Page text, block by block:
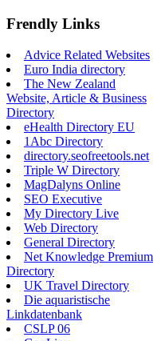
Frendly Links
Advice Related Websites
Euro India directory
The New Zealand
Website, Article & Business
Directory
eHealth Directory EU
1Abc Directory
directory.seofreetools.net
Triple W Directory
MagDalyns Online
SEO Executive
My Directory Live
Web Directory
General Directory
Net Knowledge Premium
Directory
UK Travel Directory
Die aquaristische
Linkdatenbank
CSLP 06